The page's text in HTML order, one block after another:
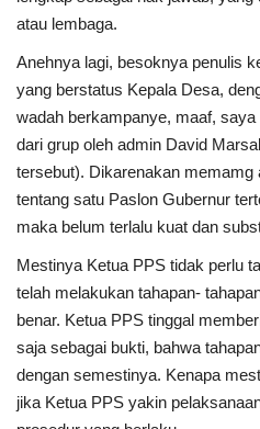
atau lembaga.
Anehnya lagi, besoknya penulis
yang berstatus Kepala Desa,
wadah berkampanye, maaf,
dari grup oleh admin David
tersebut). Dikarenakan memamg
tentang satu Paslon Gubernur
maka belum terlalu kuat dan
Mestinya Ketua PPS tidak perlu
telah melakukan tahapan-
benar. Ketua PPS tinggal
saja sebagai bukti, bahwa
dengan semestinya. Kenapa
jika Ketua PPS yakin